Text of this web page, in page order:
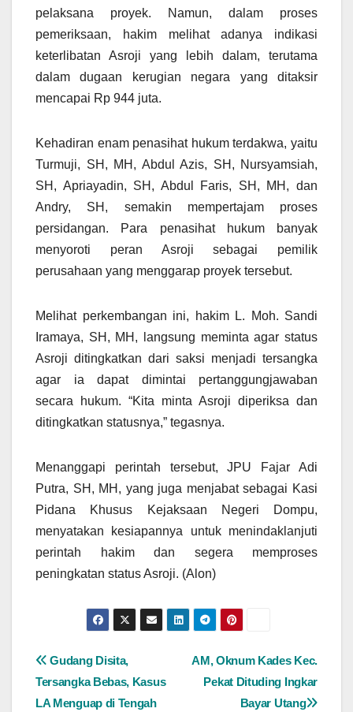
pelaksana proyek. Namun, dalam proses
pemeriksaan, hakim melihat adanya indikasi
keterlibatan Asroji yang lebih dalam, terutama
dalam dugaan kerugian negara yang ditaksir
mencapai Rp 944 juta.
Kehadiran enam penasihat hukum terdakwa, yaitu
Turmuji, SH, MH, Abdul Azis, SH, Nursyamsiah,
SH, Apriayadin, SH, Abdul Faris, SH, MH, dan
Andry, SH, semakin mempertajam proses
persidangan. Para penasihat hukum banyak
menyoroti peran Asroji sebagai pemilik
perusahaan yang menggarap proyek tersebut.
Melihat perkembangan ini, hakim L. Moh. Sandi
Iramaya, SH, MH, langsung meminta agar status
Asroji ditingkatkan dari saksi menjadi tersangka
agar ia dapat dimintai pertanggungjawaban
secara hukum. “Kita minta Asroji diperiksa dan
ditingkatkan statusnya,” tegasnya.
Menanggapi perintah tersebut, JPU Fajar Adi
Putra, SH, MH, yang juga menjabat sebagai Kasi
Pidana Khusus Kejaksaan Negeri Dompu,
menyatakan kesiapannya untuk menindaklanjuti
perintah hakim dan segera memproses
peningkatan status Asroji. (Alon)
Navigasi
pos
AM, Oknum Kades Kec.
Pekat Dituding Ingkar
Bayar Utang
Gudang Disita,
Tersangka Bebas, Kasus
LA Menguap di Tengah